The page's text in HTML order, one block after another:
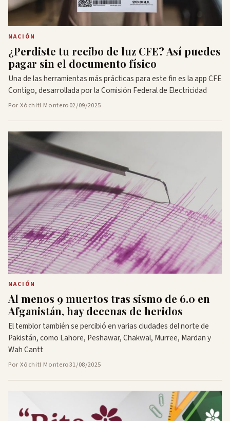
NACIÓN
¿Perdiste tu recibo de luz CFE? Así puedes
pagar sin el documento físico
Una de las herramientas más prácticas para este fin es la app CFE
Contigo, desarrollada por la Comisión Federal de Electricidad
Por Xóchitl Montero02/09/2025
NACIÓN
Al menos 9 muertos tras sismo de 6.0 en
Afganistán, hay decenas de heridos
El temblor también se percibió en varias ciudades del norte de
Pakistán, como Lahore, Peshawar, Chakwal, Murree, Mardan y
Wah Cantt
Por Xóchitl Montero31/08/2025